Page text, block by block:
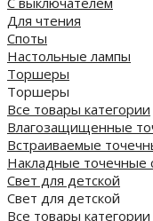
Для чтения
Споты
Настольные лампы
Торшеры
Торшеры
Все товары категории
Влагозащищенные
Встраиваемые
Накладные точечные
Свет для детской
Свет для детской
Все товары категории